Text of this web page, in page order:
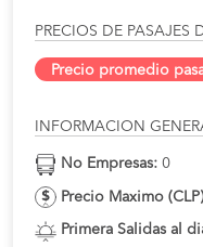
PRECIOS DE PASAJES
Precio promedio
INFORMACION
No Empresas: 0
Precio Maximo
Primera Salidas al